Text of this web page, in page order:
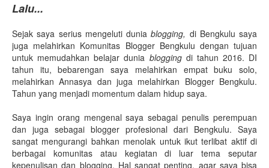
Lalu...
Sejak saya serius mengeluti duniablogging, di Bengkulu saya
juga melahirkan Komunitas Blogger Bengkulu dengan tujuan
untuk memudahkan belajar dunia bloggingdi tahun 2016. DI
tahun itu, bebarengan saya melahirkan empat buku solo,
melahirkan Annasya dan juga melahirkan Blogger Bengkulu.
Tahun yang menjadi momentum dalam hidup saya.
Saya ingin orang mengenal saya sebagai penulis perempuan
dan juga sebagai blogger profesional dari Bengkulu. Saya
sangat mengurangi bahkan menolak untuk ikut terlibat aktif di
berbagai komunitas atau kegiatan di luar tema seputar
kepenulisan dan blogging. Hal sangat penting, agar saya bisa